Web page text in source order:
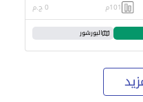
101م 0 ج.م
البورشور